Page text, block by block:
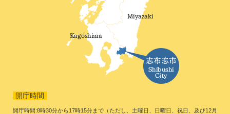
開庁時間
開庁時間:8時30分から17時15分まで（ただし、土曜日、日曜日、祝日、及び12月